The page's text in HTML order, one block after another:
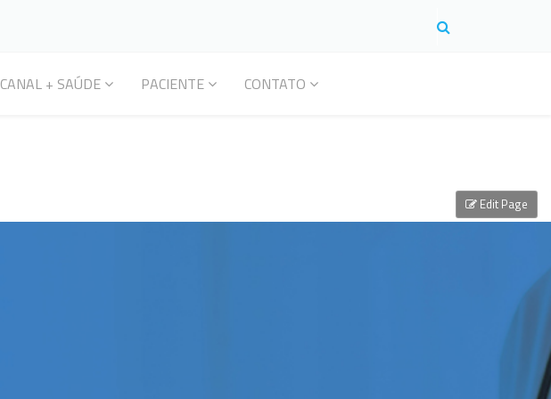
CANAL + SAÚDE PACIENTE CONTATO
Edit Page